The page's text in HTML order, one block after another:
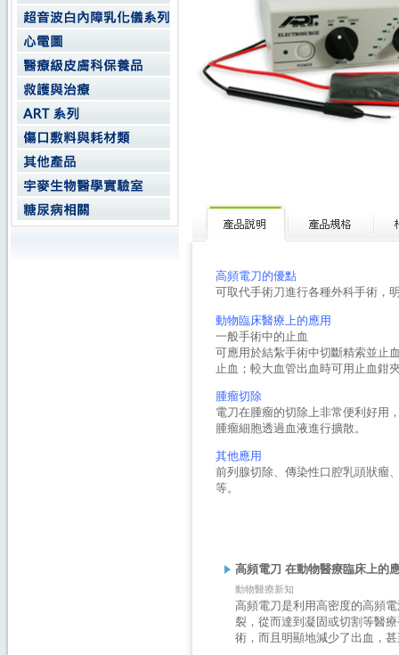
高頻電刀的優點
可取代手術刀進行各種外科手術，
動物臨床醫療上的應用
一般手術中的止血
可應用於結紮手術中切斷精索並止
止血；較大血管出血時可用止血鉗
腫瘤切除
電刀在腫瘤的切除上非常便利好用
腫瘤細胞透過血液進行擴散。
其他應用
前列腺切除、傳染性口腔乳頭狀瘤
等。
高頻電刀 在動物醫療臨床上的
動物醫療新知
高頻電刀是利用高密度的高頻
裂，從而達到凝固或切割等醫
術，而且明顯地減少了出血，